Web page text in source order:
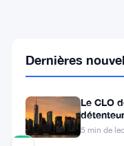
milliard
mains
Dernières
Le CLO
faire
5 min de